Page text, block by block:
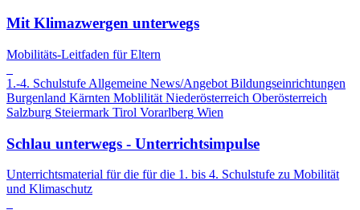
Mit Klimazwergen unterwegs
Mobilitäts-Leitfaden für Eltern
1.-4. Schulstufe Allgemeine News/Angebot Bildungseinrichtungen
Burgenland Kärnten Moblilität Niederösterreich Oberösterreich
Salzburg Steiermark Tirol Vorarlberg Wien
Schlau unterwegs - Unterrichtsimpulse
Unterrichtsmaterial für die für die 1. bis 4. Schulstufe zu Mobilität
und Klimaschutz